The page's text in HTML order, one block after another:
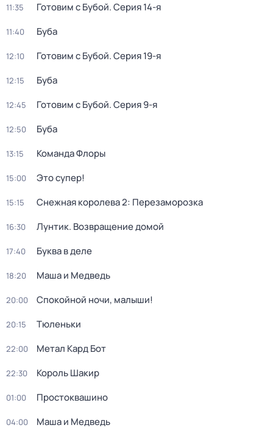
11:35 Готовим с Бубой. Серия 14-я
11:40 Буба
12:10 Готовим с Бубой. Серия 19-я
12:15 Буба
12:45 Готовим с Бубой. Серия 9-я
12:50 Буба
13:15 Команда Флоры
15:00 Это супер!
15:15 Снежная королева 2: Перезаморозка
16:30 Лунтик. Возвращение домой
17:40 Буква в деле
18:20 Маша и Медведь
20:00 Спокойной ночи, малыши!
20:15 Тюленьки
22:00 Метал Кард Бот
22:30 Король Шакир
01:00 Простоквашино
04:00 Маша и Медведь